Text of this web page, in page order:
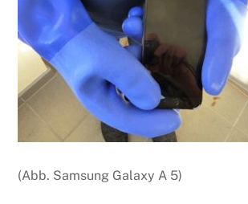
(Abb. Samsung Galaxy A 5)